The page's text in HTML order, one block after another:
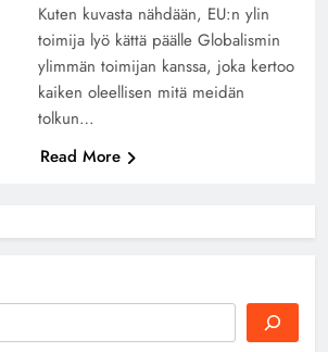
Kuten kuvasta nähdään, EU:n ylin
toimija lyö kättä päälle Globalismin
ylimmän toimijan kanssa, joka kertoo
kaiken oleellisen mitä meidän
tolkun…
Read More